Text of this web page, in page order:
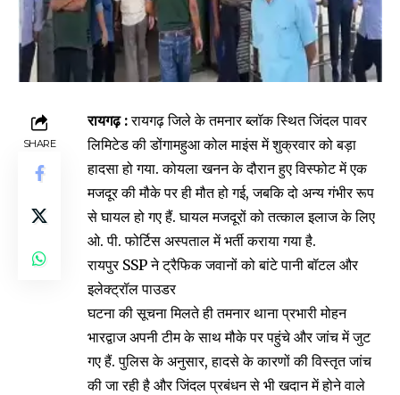
SHARE
रायगढ़ :रायगढ़ जिले के तमनार ब्लॉक स्थित जिंदल पावर
लिमिटेड की डोंगामहुआ कोल माइंस में शुक्रवार को बड़ा
हादसा हो गया. कोयला खनन के दौरान हुए विस्फोट में एक
मजदूर की मौके पर ही मौत हो गई, जबकि दो अन्य गंभीर रूप
से घायल हो गए हैं. घायल मजदूरों को तत्काल इलाज के लिए
ओ. पी. फोर्टिस अस्पताल में भर्ती कराया गया है.
रायपुर SSP ने ट्रैफिक जवानों को बांटे पानी बॉटल और
इलेक्ट्रॉल पाउडर
घटना की सूचना मिलते ही तमनार थाना प्रभारी मोहन
भारद्वाज अपनी टीम के साथ मौके पर पहुंचे और जांच में जुट
गए हैं. पुलिस के अनुसार, हादसे के कारणों की विस्तृत जांच
की जा रही है और जिंदल प्रबंधन से भी खदान में होने वाले